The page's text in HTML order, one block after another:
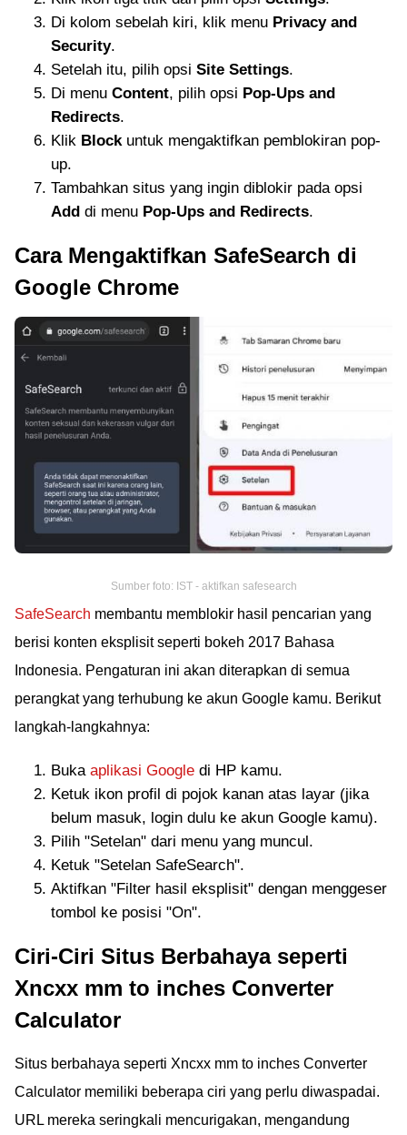
Di kolom sebelah kiri, klik menu Privacy and
Security.
Setelah itu, pilih opsi Site Settings.
Di menu Content, pilih opsi Pop-Ups and
Redirects.
Klik Blockuntuk mengaktifkan pemblokiran pop-
up.
Tambahkan situs yang ingin diblokir pada opsi
Add di menu Pop-Ups and Redirects.
Cara Mengaktifkan SafeSearch di
Google Chrome
Sumber foto: IST - aktifkan safesearch
SafeSearch membantu memblokir hasil pencarian yang
berisi konten eksplisit seperti bokeh 2017 Bahasa
Indonesia. Pengaturan ini akan diterapkan di semua
perangkat yang terhubung ke akun Google kamu. Berikut
langkah-langkahnya:
Buka aplikasi Google di HP kamu.
Ketuk ikon profil di pojok kanan atas layar (jika
belum masuk, login dulu ke akun Google kamu).
Pilih "Setelan" dari menu yang muncul.
Ketuk "Setelan SafeSearch".
Aktifkan "Filter hasil eksplisit" dengan menggeser
tombol ke posisi "On".
Ciri-Ciri Situs Berbahaya seperti
Xncxx mm to inches Converter
Calculator
Situs berbahaya seperti Xncxx mm to inches Converter
Calculator memiliki beberapa ciri yang perlu diwaspadai.
URL mereka seringkali mencurigakan, mengandung